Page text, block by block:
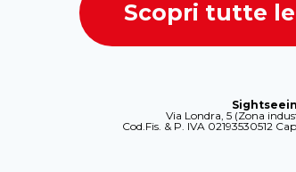
Scopri tutte
Via Londra, 5 (Zona
Cod.Fis. & P. IVA 02193530512